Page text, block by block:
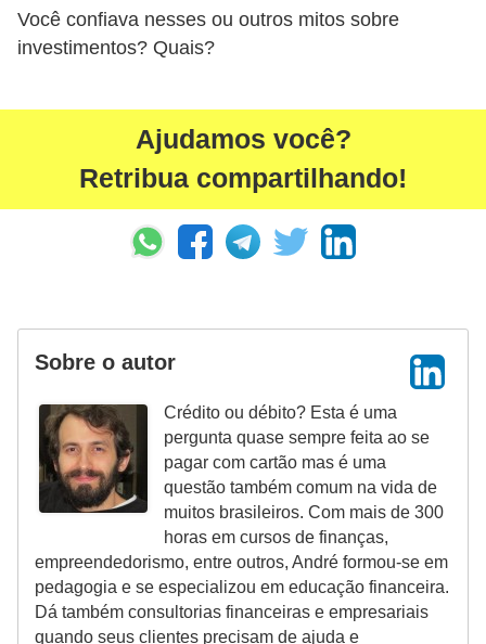
Você confiava nesses ou outros mitos sobre
investimentos? Quais?
Ajudamos você?
Retribua compartilhando!
Sobre o autor
Crédito ou débito? Esta é uma
pergunta quase sempre feita ao se
pagar com cartão mas é uma
questão também comum na vida de
muitos brasileiros. Com mais de 300
horas em cursos de finanças,
empreendedorismo, entre outros, André formou-se em
pedagogia e se especializou em educação financeira.
Dá também consultorias financeiras e empresariais
quando seus clientes precisam de ajuda e